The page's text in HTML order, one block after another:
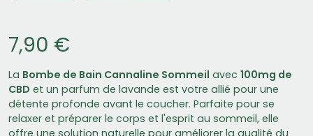
7,90 €
La Bombe de Bain Cannaline Sommeil avec 100mg de
CBD et un parfum de lavande est votre allié pour une
détente profonde avant le coucher. Parfaite pour se
relaxer et préparer le corps et l'esprit au sommeil, elle
offre une solution naturelle pour améliorer la qualité du